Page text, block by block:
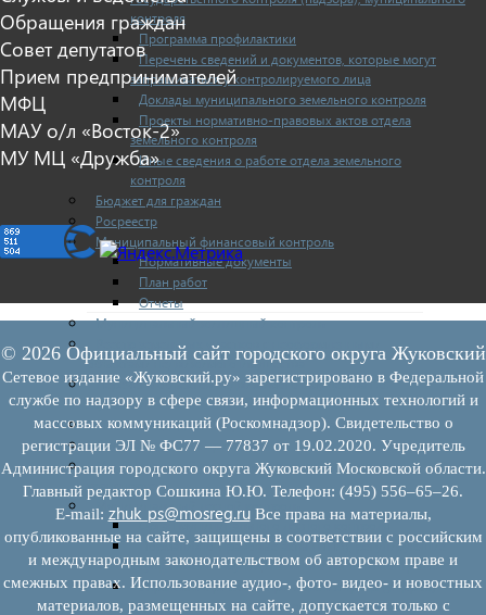
контроля
Программа профилактики
Перечень сведений и документов, которые могут
запрашиваться у контролируемого лица
Доклады муниципального земельного контроля
Проекты нормативно-правовых актов отдела
земельного контроля
Иные сведения о работе отдела земельного
контроля
Бюджет для граждан
Росреестр
Муниципальный финансовый контроль
Нормативные документы
План работ
Отчеты
Муниципальный жилищный контроль
Реестр земельных участков с неоформленными
объектами недвижимого имущества
Перечень объектов недвижимого имущества г.о.
Жуковский
Списки кандидатов в присяжные заседатели
Служба судебных приставов
Муниципальный контроль на автомобильном
Муниципальный лесной контроль
Орган муниципального лесного контроля
Нормативно-правовые акты (НПА), регулирующие
осуществление муниципального лесного контроля:
Управление рисками причинения вреда (ущерба)
охраняемым законом ценностям при осуществлении
Обращения граждан
Совет депутатов
Прием предпринимателей
МФЦ
МАУ о/л «Восток-2»
МУ МЦ «Дружба»
© 2026 Официальный сайт городского округа Жуковский
Сетевое издание «Жуковский.ру» зарегистрировано в Федеральной
службе по надзору в сфере связи, информационных технологий и
массовых коммуникаций (Роскомнадзор). Свидетельство о
регистрации ЭЛ № ФС77 — 77837 от 19.02.2020. Учредитель
Администрация городского округа Жуковский Московской области.
Главный редактор Сошкина Ю.Ю. Телефон: (495) 556–65–26.
E‑mail: zhuk_ps@mosreg.ruВсе права на материалы,
опубликованные на сайте, защищены в соответствии с российским
и международным законодательством об авторском праве и
смежных правах. Использование аудио-, фото- видео- и новостных
материалов, размещенных на сайте, допускается только с